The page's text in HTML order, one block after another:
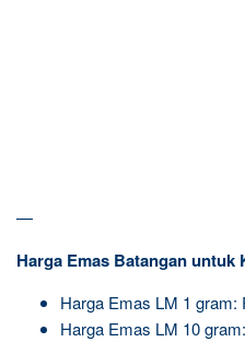
—
Harga Emas Batangan untuk
Harga Emas LM 1 gram:
Harga Emas LM 10